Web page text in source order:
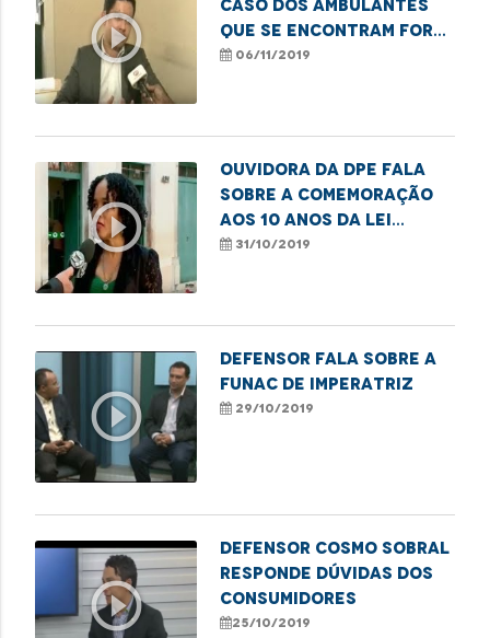
play_circle_outline
caso dos ambulantes
que se encontram fora
dos terminais
06/11/2019
play_circle_outline
Ouvidora da DPE fala
sobre a comemoração
aos 10 anos da Lei
Complementar 132/2009
31/10/2019
play_circle_outline
Defensor fala sobre a
Funac de Imperatriz
29/10/2019
play_circle_outline
Defensor Cosmo Sobral
responde dúvidas dos
consumidores
25/10/2019